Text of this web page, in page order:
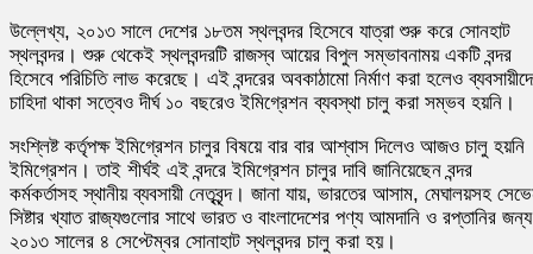
উল্লেখ্য, ২০১৩ সালে দেশের ১৮তম স্থলবন্দর হিসেবে যাত্রা শুরু করে সোনহাট
স্থলবন্দর। শুরু থেকেই স্থলবন্দরটি রাজস্ব আয়ের বিপুল সম্ভাবনাময় একটি বন্দর
হিসেবে পরিচিতি লাভ করেছে। এই বন্দরের অবকাঠামো নির্মাণ করা হলেও
চাহিদা থাকা সত্বেও দীর্ঘ ১০ বছরেও ইমিগ্রেশন ব্যবস্থা চালু করা সম্ভব হয়নি।
সংশ্লিষ্ট কর্তৃপক্ষ ইমিগ্রেশন চালুর বিষয়ে বার বার আশ্বাস দিলেও আজও চালু হয়নি
ইমিগ্রেশন। তাই শীর্ঘই এই বন্দরে ইমিগ্রেশন চালুর দাবি জানিয়েছেন বন্দর
কর্মকর্তাসহ স্থানীয় ব্যবসায়ী নেতৃবৃন্দ। জানা যায়, ভারতের আসাম, মেঘালয়সহ
সিষ্টার খ্যাত রাজ্যগুলোর সাথে ভারত ও বাংলাদেশের পণ্য আমদানি ও রপ্তানির জন্য
২০১৩ সালের ৪ সেপ্টেম্বর সোনাহাট স্থলবন্দর চালু করা হয়।